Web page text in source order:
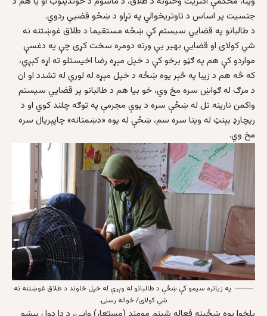
جنسیت پر اساس د تاوتریخوالي په تړاو د ښځو قضیې ردوي.
د طالبانو په قضایي سیستم کې ښځه مستقیما د طلاق غوښتنه نه
شي کولای او قضایي بهیر یې ورته دومره سخت کړی چې په دغسې
مواردو کې هم په ګڼو برخو کې د خپل مېړه رضا اخیستلو ته اړه کېږي،
که څه هم د زیبا په څېر یوه ښځه د خپل مېړه له لوري له تشدد او ان
د مرګ له ګواښ سره مخ وي، خو بیا هم د طالبانو پر قضایي سیستم
واکمن نارینه تل له ښځې سره د یوې مجرمې په توګه چلند کوي او د
ریچارډ بېنټ له وینا سره سم، ښځې له یوه «دښمنانه» چاپېریال سره
مخ وي.
په زیاتره سیمو کې ښځې د طالبانو له وېرې له خپل خاوند د طلاق غوښتنه نه
شي کولای/ خواله رسنۍ